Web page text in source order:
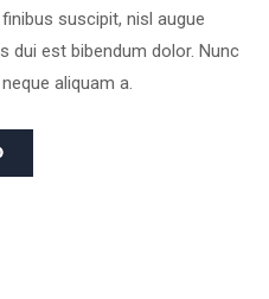
suscipit, nisl augue
dui est bibendum dolor. Nunc
aliquam a.